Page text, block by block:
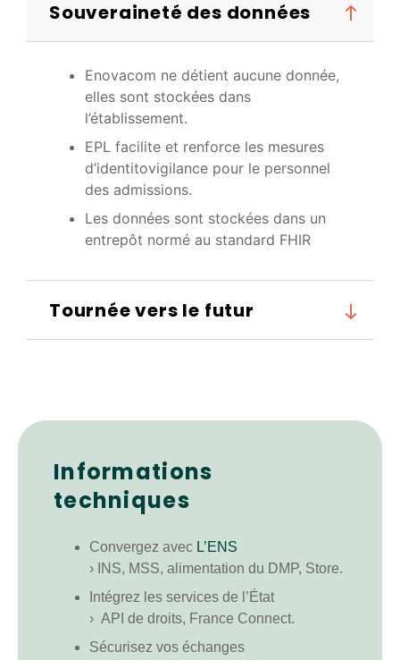
Souveraineté des données
Enovacom ne détient aucune donnée,
elles sont stockées dans
l’établissement.
EPL facilite et renforce les mesures
d’identitovigilance pour le personnel
des admissions.
Les données sont stockées dans un
entrepôt normé au standard FHIR
Tournée vers le futur
Informations
techniques
Convergez avec L’ENS
› INS, MSS, alimentation du DMP, Store.
Intégrez les services de l’État
› API de droits, France Connect.
Sécurisez vos échanges